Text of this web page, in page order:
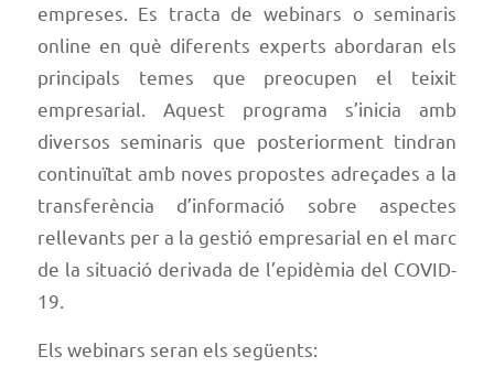
empreses. Es tracta de webinars o seminaris
online en què diferents experts abordaran els
principals temes que preocupen el teixit
empresarial. Aquest programa s’inicia amb
diversos seminaris que posteriorment tindran
continuïtat amb noves propostes adreçades a la
transferència d’informació sobre aspectes
rellevants per a la gestió empresarial en el marc
de la situació derivada de l’epidèmia del COVID-
19.
Els webinars seran els següents: